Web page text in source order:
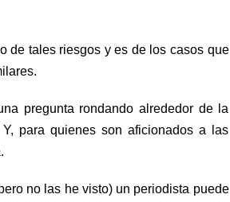
de tales riesgos y es de los casos que
pregunta rondando alrededor de la
para quienes son aficionados a las
no las he visto) un periodista puede